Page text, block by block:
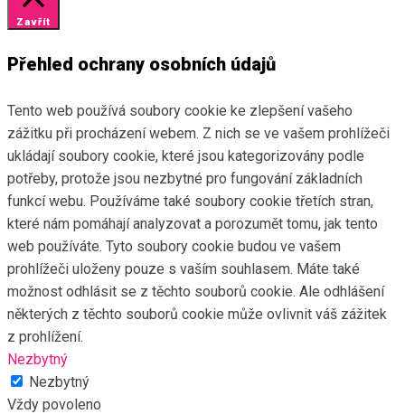
Zavřít
Přehled ochrany osobních údajů
Tento web používá soubory cookie ke zlepšení vašeho
zážitku při procházení webem. Z nich se ve vašem prohlížeči
ukládají soubory cookie, které jsou kategorizovány podle
potřeby, protože jsou nezbytné pro fungování základních
funkcí webu. Používáme také soubory cookie třetích stran,
které nám pomáhají analyzovat a porozumět tomu, jak tento
web používáte. Tyto soubory cookie budou ve vašem
prohlížeči uloženy pouze s vaším souhlasem. Máte také
možnost odhlásit se z těchto souborů cookie. Ale odhlášení
některých z těchto souborů cookie může ovlivnit váš zážitek
z prohlížení.
Nezbytný
Nezbytný
Vždy povoleno